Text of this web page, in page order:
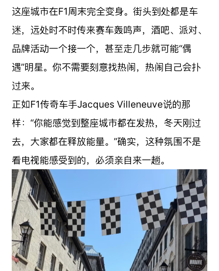
这座城市在F1周末完全变身。街头到处都是车
迷，远处时不时传来赛车轰鸣声，酒吧、派对、
品牌活动一个接一个，甚至走几步就可能“偶
遇”明星。你不需要刻意找热闹，热闹自己会扑
过来。
正如F1传奇车手Jacques Villeneuve说的那
样：“你能感觉到整座城市都在发热，冬天刚过
去，大家都在释放能量。”确实，这种氛围不是
看电视能感受到的，必须亲自来一趟。